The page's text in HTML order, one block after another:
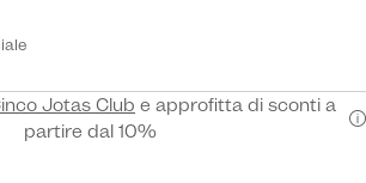
Jotas Club e approfitta di sconti a
partire dal 10%